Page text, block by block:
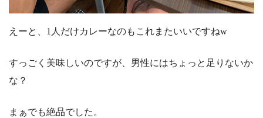
えーと、1人だけカレーなのもこれまたいいですねw
すっごく美味しいのですが、男性にはちょっと足りないか
な？
まぁでも絶品でした。